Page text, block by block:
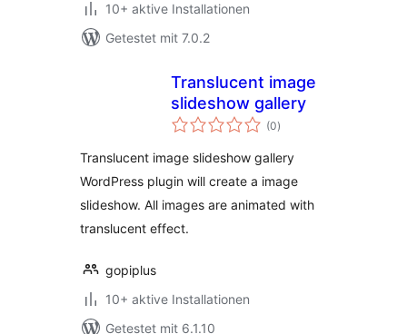
10+ aktive Installationen
Getestet mit 7.0.2
Translucent image
slideshow gallery
(0Bewertungen
insgesamt
)
Translucent image slideshow gallery
WordPress plugin will create a image
slideshow. All images are animated with
translucent effect.
gopiplus
10+ aktive Installationen
Getestet mit 6.1.10